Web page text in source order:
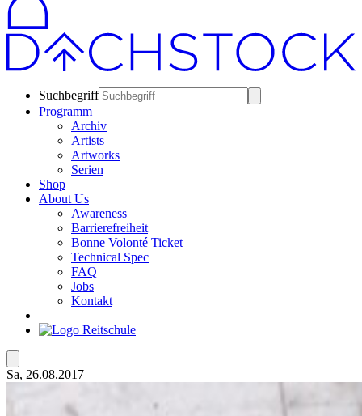
Suchbegriff
Programm
Archiv
Artists
Artworks
Serien
Shop
About Us
Awareness
Barrierefreiheit
Bonne Volonté Ticket
Technical Spec
FAQ
Jobs
Kontakt
Sa, 26.08.2017